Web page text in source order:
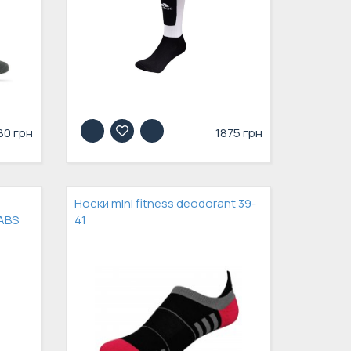
грн 1875 грн
Носки mini fitness deodorant 39-
41